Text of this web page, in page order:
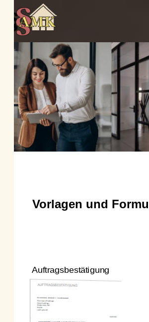
Auftragsbestätigung
Vorlagen und